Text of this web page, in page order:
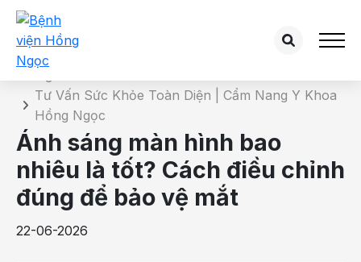
Chi tiết bài tư vấn
Tư Vấn Sức Khỏe Toàn Diện | Cẩm Nang Y Khoa
Hồng Ngọc
Ánh sáng màn hình bao
nhiêu là tốt? Cách điều chỉnh
đúng để bảo vệ mắt
22-06-2026